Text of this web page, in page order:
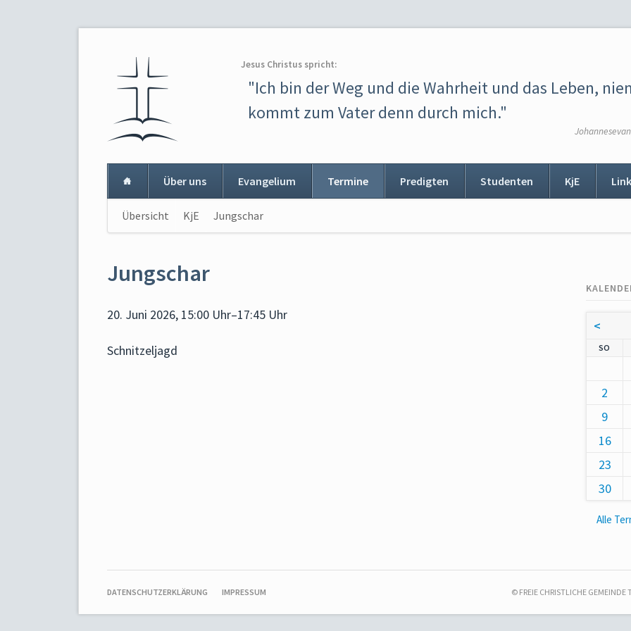
Jesus Christus spricht:
"Ich bin der Weg und die Wahrheit und das Leben,
kommt zum Vater denn durch mich."
Über uns Evangelium Termine Predigten Studenten KjE
Navigation
überspringen
Übersicht KjE Jungschar
Jungschar
20. Juni 2026, 15:00 Uhr–17:45 Uhr
Schnitzeljagd
<
SO
2
9
16
23
30
Alle
NAVIGATION
DATENSCHUTZERKLÄRUNG IMPRESSUM © FREIE CHRISTLICHE GEMEINDE